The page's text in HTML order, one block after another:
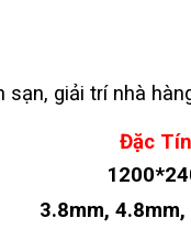
sạn, giải trí nhà
Đặc
3.8mm,